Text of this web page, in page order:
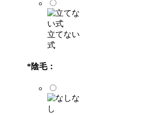
立てない
式
*陰毛：
な
し